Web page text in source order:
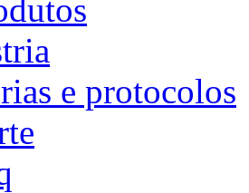
e protocolos